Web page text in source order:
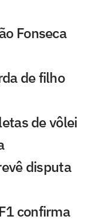
Fonseca
de filho
de vôlei
disputa
confirma